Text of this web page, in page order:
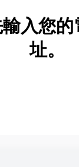
入您的
址。